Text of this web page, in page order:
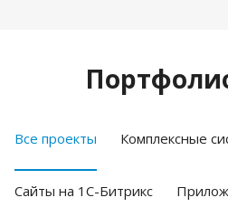
Все проекты Комплексные
Cайты на 1С-Битрикс